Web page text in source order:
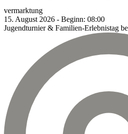
vermarktung
15. August 2026 - Beginn: 08:00
Jugendturnier & Familien-Erlebnistag